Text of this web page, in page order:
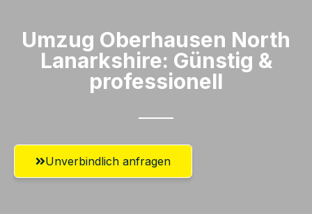
Umzug Oberhausen​ North
Lanarkshire: Günstig &
professionell​
Unverbindlich anfragen